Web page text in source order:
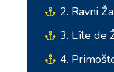
2. Ravni
3. L’île de
4.